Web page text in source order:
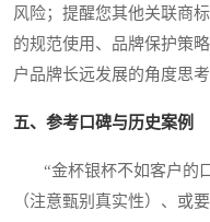
风险；提醒您其他关联商
的规范使用、品牌保护策
户品牌长远发展的角度思考
五、参考口碑与历史案例
“金杯银杯不如客户的口
（注意甄别真实性）、或